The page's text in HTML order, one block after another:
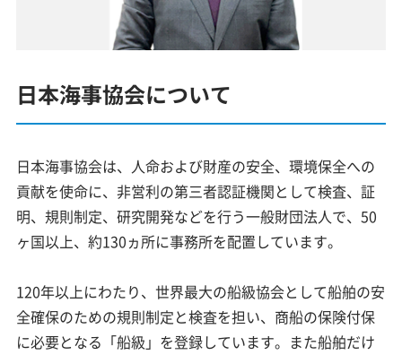
日本海事協会について
日本海事協会は、人命および財産の安全、環境保全への
貢献を使命に、非営利の第三者認証機関として検査、証
明、規則制定、研究開発などを行う一般財団法人で、50
ヶ国以上、約130ヵ所に事務所を配置しています。
120年以上にわたり、世界最大の船級協会として船舶の安
全確保のための規則制定と検査を担い、商船の保険付保
に必要となる「船級」を登録しています。また船舶だけ